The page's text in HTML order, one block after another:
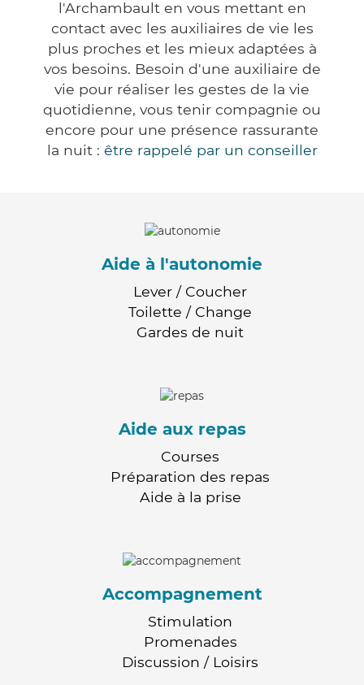
l'Archambault en vous mettant en
contact avec les auxiliaires de vie les
plus proches et les mieux adaptées à
vos besoins. Besoin d'une auxiliaire de
vie pour réaliser les gestes de la vie
quotidienne, vous tenir compagnie ou
encore pour une présence rassurante
la nuit : être rappelé par un conseiller
Aide à l'autonomie
Lever / Coucher
Toilette / Change
Gardes de nuit
Aide aux repas
Courses
Préparation des repas
Aide à la prise
Accompagnement
Stimulation
Promenades
Discussion / Loisirs